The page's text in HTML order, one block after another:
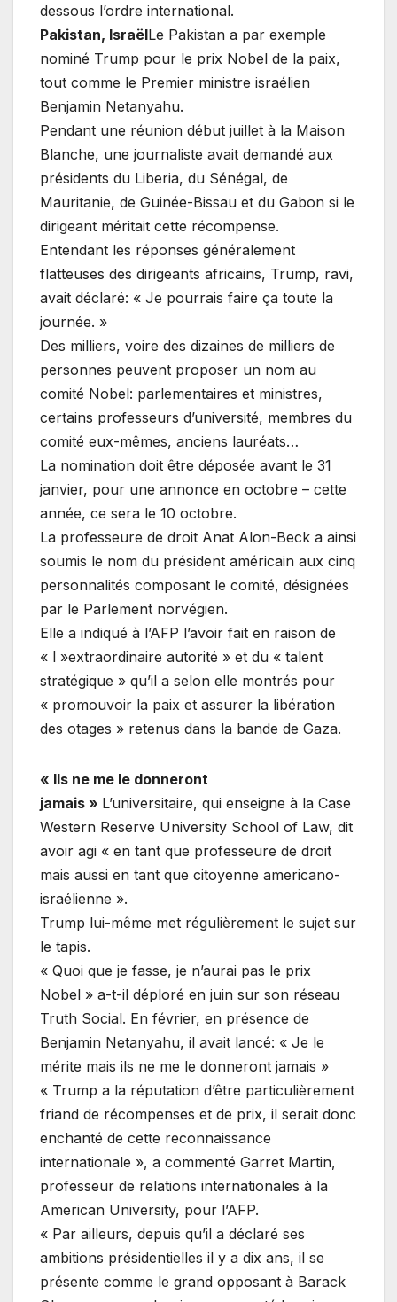
dessous l’ordre international.
Pakistan, IsraëlLe Pakistan a par exemple
nominé Trump pour le prix Nobel de la paix,
tout comme le Premier ministre israélien
Benjamin Netanyahu.
Pendant une réunion début juillet à la Maison
Blanche, une journaliste avait demandé aux
présidents du Liberia, du Sénégal, de
Mauritanie, de Guinée-Bissau et du Gabon si le
dirigeant méritait cette récompense.
Entendant les réponses généralement
flatteuses des dirigeants africains, Trump, ravi,
avait déclaré: « Je pourrais faire ça toute la
journée. »
Des milliers, voire des dizaines de milliers de
personnes peuvent proposer un nom au
comité Nobel: parlementaires et ministres,
certains professeurs d’université, membres du
comité eux-mêmes, anciens lauréats…
La nomination doit être déposée avant le 31
janvier, pour une annonce en octobre – cette
année, ce sera le 10 octobre.
La professeure de droit Anat Alon-Beck a ainsi
soumis le nom du président américain aux cinq
personnalités composant le comité, désignées
par le Parlement norvégien.
Elle a indiqué à l’AFP l’avoir fait en raison de
« l »extraordinaire autorité » et du « talent
stratégique » qu’il a selon elle montrés pour
« promouvoir la paix et assurer la libération
des otages » retenus dans la bande de Gaza.
« Ils ne me le donneront
jamais » L’universitaire, qui enseigne à la Case
Western Reserve University School of Law, dit
avoir agi « en tant que professeure de droit
mais aussi en tant que citoyenne americano-
israélienne ».
Trump lui-même met régulièrement le sujet sur
le tapis.
« Quoi que je fasse, je n’aurai pas le prix
Nobel » a-t-il déploré en juin sur son réseau
Truth Social. En février, en présence de
Benjamin Netanyahu, il avait lancé: « Je le
mérite mais ils ne me le donneront jamais »
« Trump a la réputation d’être particulièrement
friand de récompenses et de prix, il serait donc
enchanté de cette reconnaissance
internationale », a commenté Garret Martin,
professeur de relations internationales à la
American University, pour l’AFP.
« Par ailleurs, depuis qu’il a déclaré ses
ambitions présidentielles il y a dix ans, il se
présente comme le grand opposant à Barack